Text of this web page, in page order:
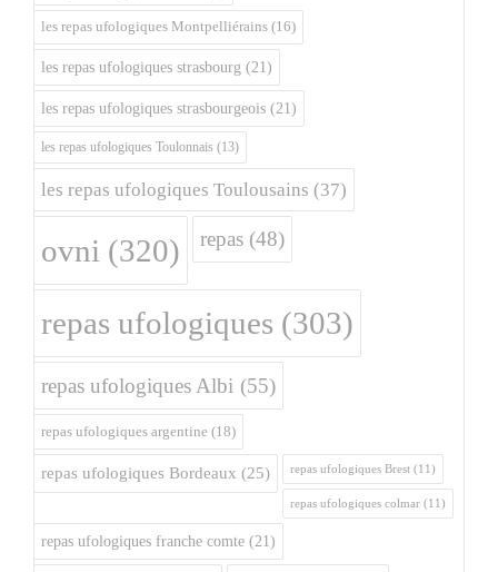
les repas ufologiques Montpelliérains (16)
les repas ufologiques strasbourg (21)
les repas ufologiques strasbourgeois (21)
les repas ufologiques Toulonnais (13)
les repas ufologiques Toulousains (37)
ovni (320) repas (48)
repas ufologiques (303)
repas ufologiques Albi (55)
repas ufologiques argentine (18)
repas ufologiques Bordeaux (25) repas ufologiques Brest (11)
repas ufologiques colmar (11)
repas ufologiques franche comte (21)